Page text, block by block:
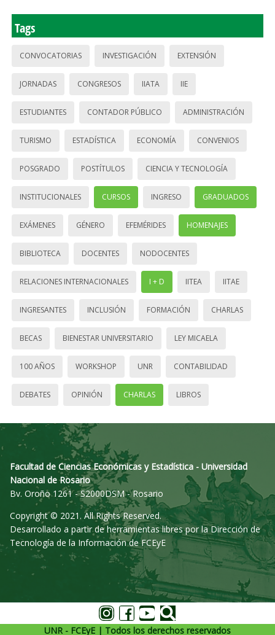
Tags
CONVOCATORIAS INVESTIGACIÓN EXTENSIÓN
JORNADAS CONGRESOS IIATA IIE
ESTUDIANTES CONTADOR PÚBLICO ADMINISTRACIÓN
TURISMO ESTADÍSTICA ECONOMÍA CONVENIOS
POSGRADO POSTÍTULOS CIENCIA Y TECNOLOGÍA
INSTITUCIONALES CURSOS INGRESO GRADUADOS
EXÁMENES GÉNERO EFEMÉRIDES HOMENAJES
BIBLIOTECA DOCENTES NODOCENTES
RELACIONES INTERNACIONALES I + D IITEA IITAE
INGRESANTES INCLUSIÓN FORMACIÓN CHARLAS
BECAS BIENESTAR UNIVERSITARIO LEY MICAELA
100 AÑOS WORKSHOP UNR CONTABILIDAD
DEBATES OPINIÓN CHARLAS LIBROS
Facultad de Ciencias Económicas y Estadística - Universidad
Nacional de Rosario
Bv. Oroño 1261 - S2000DSM - Rosario
Copyright © 2021. All Rights Reserved.
Desarrollado a partir de herramientas libres por la Dirección de
Tecnología de la Información de FCEyE
UNR - FCEyE | Todos los derechos reservados